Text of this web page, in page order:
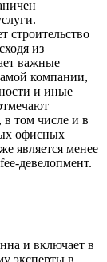
строительство
из
важные
компании,
и иные
том числе и в
офисных
является менее
девелопмент.
и включает в
эксперты в